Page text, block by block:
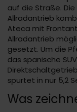
auf die Straße.
Allradantrieb
Ateca mit
Allradantrieb
gesetzt. Um die
das spanische
spurtet in nur 5,2
Was